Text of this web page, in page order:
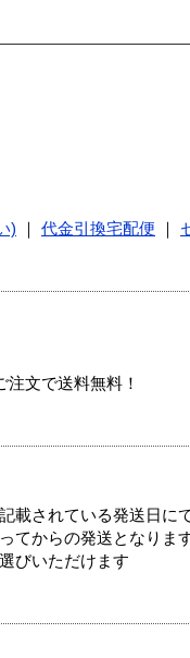
) 代金引換宅配便
文で送料無料！
されている発送日に
てからの発送となります
びいただけます